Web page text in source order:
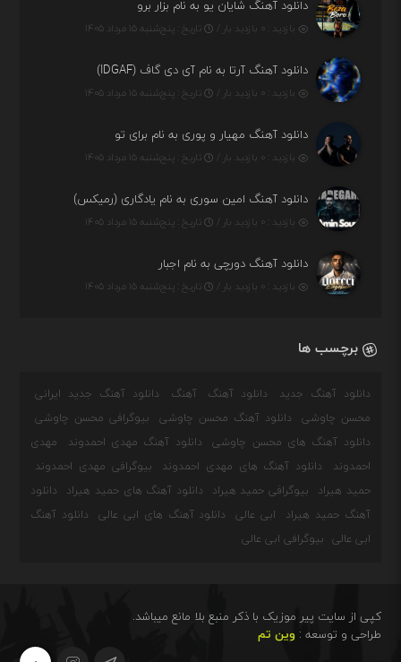
دانلود آهنگ شایان یو به نام بزار برو
بازدید : ۰ بازدید بار / تاریخ : پنج‌شنبه ۱۵ مرداد ۱۴۰۵
دانلود آهنگ آرتا به نام آی دی گاف (IDGAF)
بازدید : ۰ بازدید بار / تاریخ : پنج‌شنبه ۱۵ مرداد ۱۴۰۵
دانلود آهنگ مهیار و پوری به نام برای تو
بازدید : ۰ بازدید بار / تاریخ : پنج‌شنبه ۱۵ مرداد ۱۴۰۵
دانلود آهنگ امین سوری به نام یادگاری (رمیکس)
بازدید : ۰ بازدید بار / تاریخ : پنج‌شنبه ۱۵ مرداد ۱۴۰۵
دانلود آهنگ دورچی به نام اجبار
بازدید : ۰ بازدید بار / تاریخ : پنج‌شنبه ۱۵ مرداد ۱۴۰۵
برچسب ها
دانلود آهنگ جدید دانلود آهنگ آهنگ
دانلود آهنگ جدید ایرانی
محسن چاوشی
دانلود آهنگ محسن چاوشی
بیوگرافی محسن چاوشی
دانلود آهنگ های محسن چاوشی
دانلود آهنگ مهدی احمدوند
مهدی
احمدوند
دانلود آهنگ های مهدی احمدوند
بیوگرافی مهدی احمدوند
حمید هیراد
بیوگرافی حمید هیراد دانلود آهنگ های حمید هیراد
دانلود
آهنگ حمید هیراد
ابی عالی دانلود آهنگ های ابی عالی
دانلود آهنگ
ابی عالی
بیوگرافی ابی عالی
کپی از سایت پیر موزیک با ذکر منبع بلا مانع میباشد.
طراحی و توسعه :وین تم